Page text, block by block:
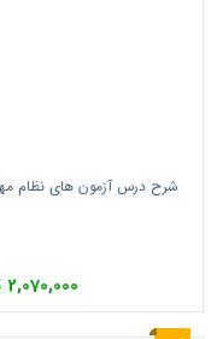
شرح درس آزمون های نظام
2,070,000 تومان